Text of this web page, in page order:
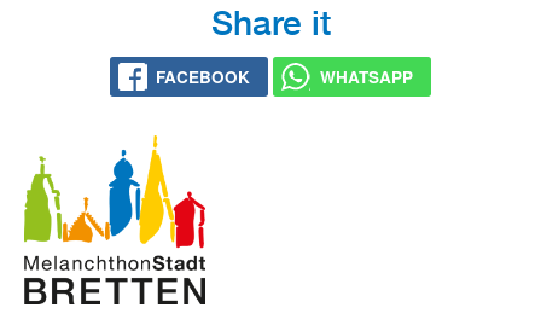
Share it
FACE­BOOK WHATS­APP